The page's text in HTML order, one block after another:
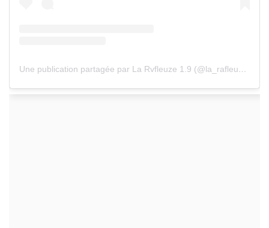
Une publication partagée par La Rvfleuze 1.9 (@la_rafleuze)